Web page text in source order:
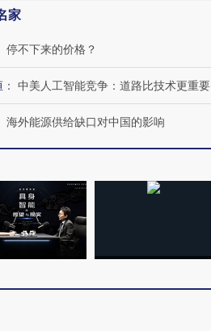
家
停不下来的价格？
： 中美人工智能竞争：道路比技术更重要
海外能源供给缺口对中国的影响